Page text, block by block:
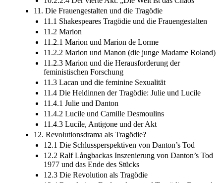
11. Die Frauengestalten und die Tragödie
11.1 Shakespeares Tragödie und die Frauengestalten
11.2 Marion
11.2.1 Marion und Marion de Lorme
11.2.2 Marion und Manon (die junge Madame Roland)
11.2.3 Marion und die Herausforderung der
feministischen Forschung
11.3 Lacan und die feminine Sexualität
11.4 Die Heldinnen der Tragödie: Julie und Lucile
11.4.1 Julie und Danton
11.4.2 Lucile und Camille Desmoulins
11.4.3 Lucile, Antigone und der Akt
12. Revolutionsdrama als Tragödie?
12.1 Die Schlussperspektiven von Danton’s Tod
12.2 Ralf Långbackas Inszenierung von Danton’s Tod
1977 und das Ende des Stücks
12.3 Die Revolution als Tragödie